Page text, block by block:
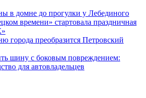
в домне до прогулки у Лебединого
времени» стартовала праздничная
города преобразится Петровский
шину с боковым повреждением:
для автовладельцев